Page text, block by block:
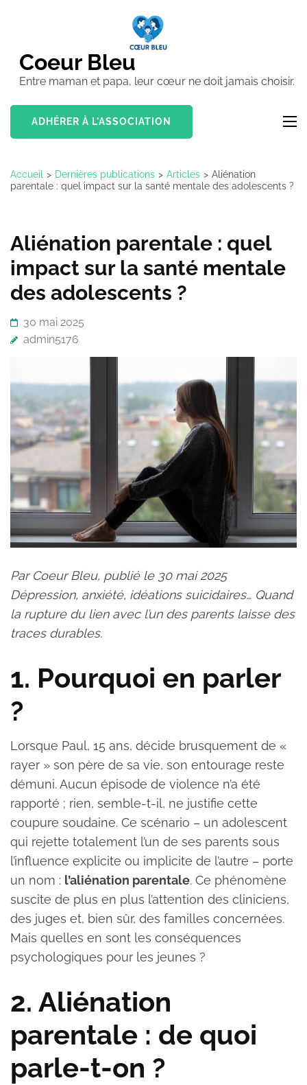
(Pressez
Entrée)
Coeur Bleu
Entre maman et papa, leur cœur ne doit jamais choisir.
ADHÉRER À L'ASSOCIATION
Accueil > Dernières publications > Articles > Aliénation
parentale : quel impact sur la santé mentale des adolescents ?
Aliénation parentale : quel
impact sur la santé mentale
des adolescents ?
30 mai 2025
admin5176
Par Coeur Bleu, publié le 30 mai 2025
Dépression, anxiété, idéations suicidaires… Quand
la rupture du lien avec l’un des parents laisse des
traces durables.
1. Pourquoi en parler
?
Lorsque Paul, 15 ans, décide brusquement de «
rayer » son père de sa vie, son entourage reste
démuni. Aucun épisode de violence n’a été
rapporté ; rien, semble-t-il, ne justifie cette
coupure soudaine. Ce scénario – un adolescent
qui rejette totalement l’un de ses parents sous
l’influence explicite ou implicite de l’autre – porte
un nom : l’aliénation parentale. Ce phénomène
suscite de plus en plus l’attention des cliniciens,
des juges et, bien sûr, des familles concernées.
Mais quelles en sont les conséquences
psychologiques pour les jeunes ?
2. Aliénation
parentale : de quoi
parle-t-on ?